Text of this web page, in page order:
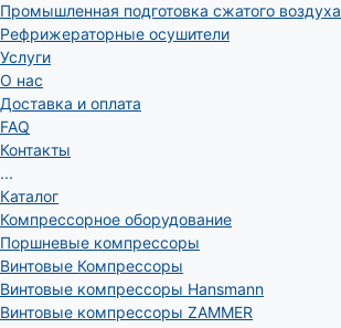
Промышленная подготовка сжатого воздуха
Рефрижераторные осушители
Услуги
О нас
Доставка и оплата
FAQ
Контакты
...
Каталог
Компрессорное оборудование
Поршневые компрессоры
Винтовые Компрессоры
Винтовые компрессоры Hansmann
Винтовые компрессоры ZAMMER